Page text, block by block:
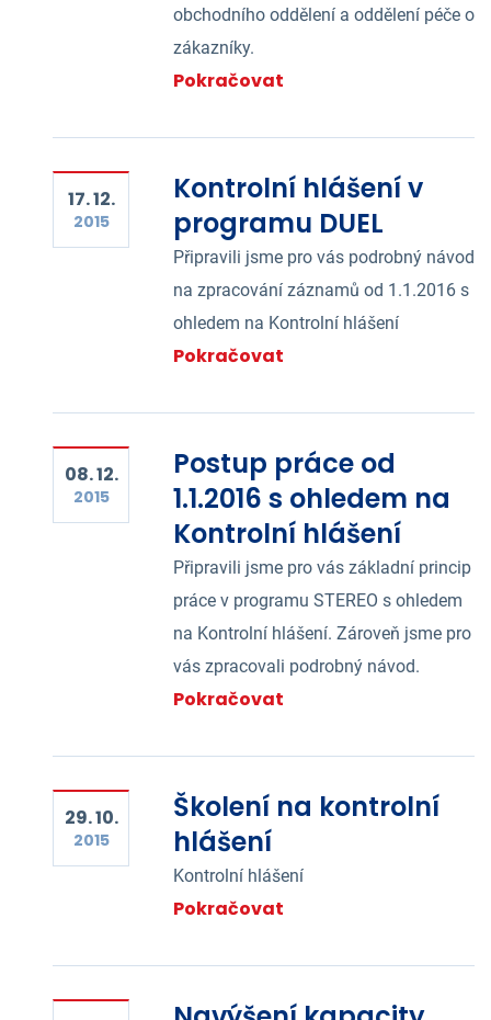
obchodního oddělení a oddělení péče o
zákazníky.
Pokračovat
17. 12.
2015
Kontrolní hlášení v
programu DUEL
Připravili jsme pro vás podrobný návod
na zpracování záznamů od 1.1.2016 s
ohledem na Kontrolní hlášení
Pokračovat
08. 12.
2015
Postup práce od
1.1.2016 s ohledem na
Kontrolní hlášení
Připravili jsme pro vás základní princip
práce v programu STEREO s ohledem
na Kontrolní hlášení. Zároveň jsme pro
vás zpracovali podrobný návod.
Pokračovat
29. 10.
2015
Školení na kontrolní
hlášení
Kontrolní hlášení
Pokračovat